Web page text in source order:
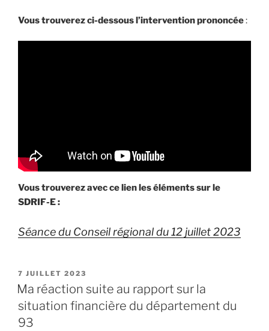
Vous trouverez ci-dessous l’intervention prononcée:
Vous trouverez avec ce lien les éléments sur le
SDRIF-E :
Séance du Conseil régional du 12 juillet 2023
PUBLIÉ
LE
7 JUILLET 2023
Ma réaction suite au rapport sur la
situation financière du département du
93